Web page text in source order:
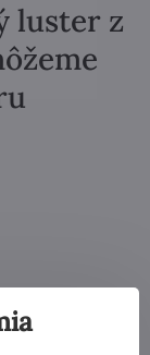
luster z